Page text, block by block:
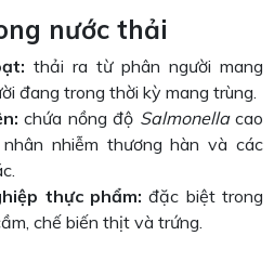
nước thải
thải ra từ phân người mang
đang trong thời kỳ mang trùng.
chứa nồng độ Salmonellacao
nhiễm thương hàn và các
thực phẩm: đặc biệt trong
chế biến thịt và trứng.